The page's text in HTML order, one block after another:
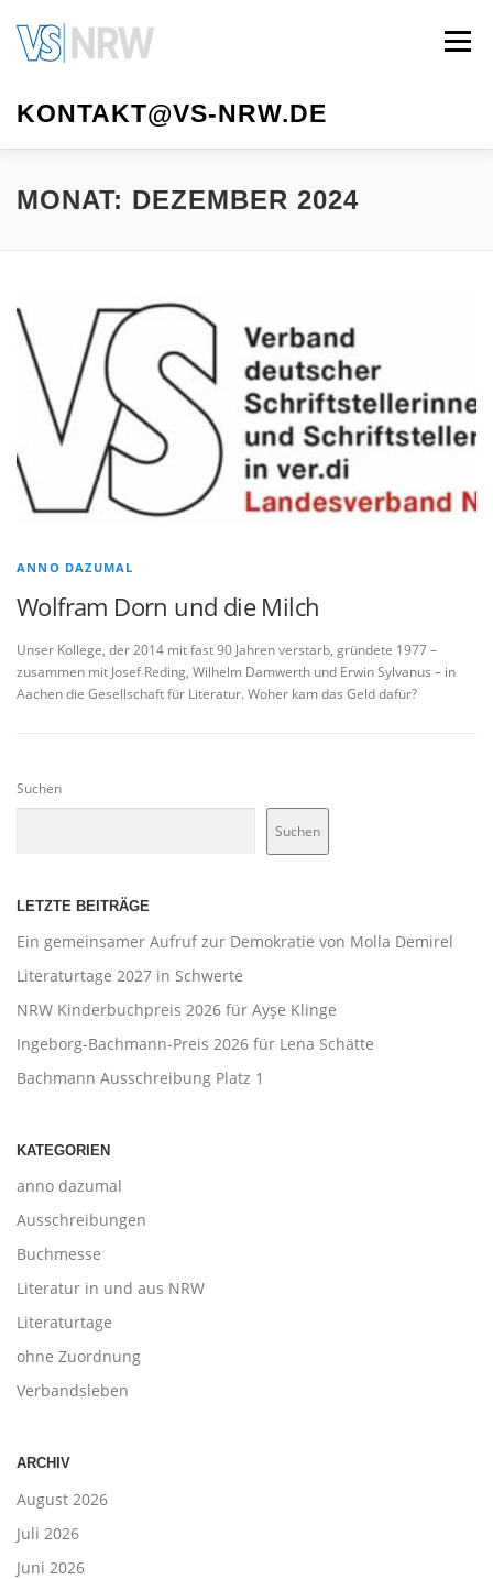
Inhalt
springen
KONTAKT@VS-NRW.DE
Menü
VS NRW MITGLIED WERDEN AUTOR*INNEN
IMPRESSUM
MONAT: DEZEMBER 2024
ANNO DAZUMAL
Wolfram Dorn und die Milch
Unser Kollege, der 2014 mit fast 90 Jahren verstarb, gründete 1977 –
zusammen mit Josef Reding, Wilhelm Damwerth und Erwin Sylvanus – in
Aachen die Gesellschaft für Literatur. Woher kam das Geld dafür?
Suchen
Suchen
LETZTE BEITRÄGE
Ein gemeinsamer Aufruf zur Demokratie von Molla Demirel
Literaturtage 2027 in Schwerte
NRW Kinderbuchpreis 2026 für Ayşe Klinge
Ingeborg-Bachmann-Preis 2026 für Lena Schätte
Bachmann Ausschreibung Platz 1
KATEGORIEN
anno dazumal
Ausschreibungen
Buchmesse
Literatur in und aus NRW
Literaturtage
ohne Zuordnung
Verbandsleben
ARCHIV
August 2026
Juli 2026
Juni 2026